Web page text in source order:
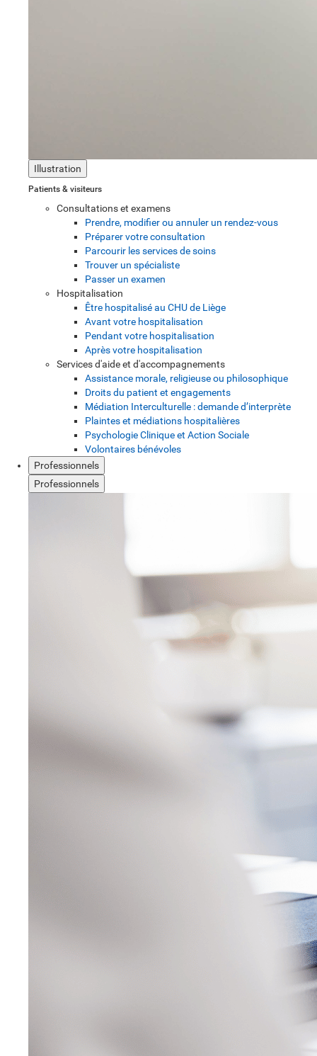
Illustration
Patients & visiteurs
Consultations et examens
Prendre, modifier ou annuler un rendez-vous
Préparer votre consultation
Parcourir les services de soins
Trouver un spécialiste
Passer un examen
Hospitalisation
Être hospitalisé au CHU de Liège
Avant votre hospitalisation
Pendant votre hospitalisation
Après votre hospitalisation
Services d'aide et d'accompagnements
Assistance morale, religieuse ou philosophique
Droits du patient et engagements
Médiation Interculturelle : demande d’interprète
Plaintes et médiations hospitalières
Psychologie Clinique et Action Sociale
Volontaires bénévoles
Professionnels
Professionnels